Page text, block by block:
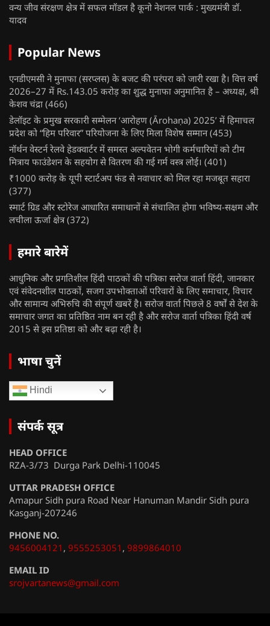
वन्य जीव संरक्षण क्षेत्र में सफल मॉडल है कूनो नेशनल पार्क : मुख्यमंत्री डॉ.
यादव
Popular News
एनडीएमसी ने मुनाफा (सरप्लस) के बजट की परंपरा को जारी रखा है। वित्त वर्ष
2026–27 में Rs.143.05 करोड़ का शुद्ध मुनाफा अनुमानित है – अध्यक्ष, श्री
केशव चंद्रा (466)
डेलॉइट के प्रमुख सरकारी सम्मेलन ‘आरोहण (Ārohaṇa) 2025’ में हिमाचल
प्रदेश को “हिम परिवार” परियोजना के लिए मिला विशेष सम्मान (453)
नॉर्थन वेस्टर्न रेलवे हेडक्वार्टर में समस्त अल्पवेतन भोगी कर्मचारियों को टीम
मित्राय फाउंडेशन के सहयोग से वितरण की गई गर्म वस्त्र लोई। (401)
₹1000 करोड़ के यूपी स्टार्टअप फंड से नवाचार को मिल रहा मजबूत सहारा
(377)
स्मार्ट ग्रिड और स्टोरेज आधारित समाधानों से संचालित होगा भविष्य-सक्षम और
लचीला ऊर्जा क्षेत्र (372)
हमारे बारेमें
आधुनिक और प्रगतिशील हिंदी पाठकों की पत्रिका सरोज वार्ता हिंदी, जानकार
एवं संवेदनशील पाठकों, सजग उपभोक्ताओं परिवारों के लिए समाचार, विचार
और सामान्य अभिरुचि की संपूर्ण खबरें है। सरोज वार्ता पिछले 8 वर्षों से देश के
समाचार जगत का प्रतिष्ठित नाम बन रही है और सरोज वार्ता पत्रिका हिंदी वर्ष
2015 से इस प्रतिष्ठा को और बढ़ा रही है।
भाषा चुनें
Hindi
संपर्क सूत्र
HEAD OFFICE
RZA-3/73 Durga Park Delhi-110045
UTTAR PRADESH OFFICE
Amapur Sidh pura Road Near Hanuman Mandir Sidh pura
Kasganj-207246
PHONE NO.
9456004121 , 9555253051 , 9899864010
EMAIL ID
srojvartanews@gmail.com